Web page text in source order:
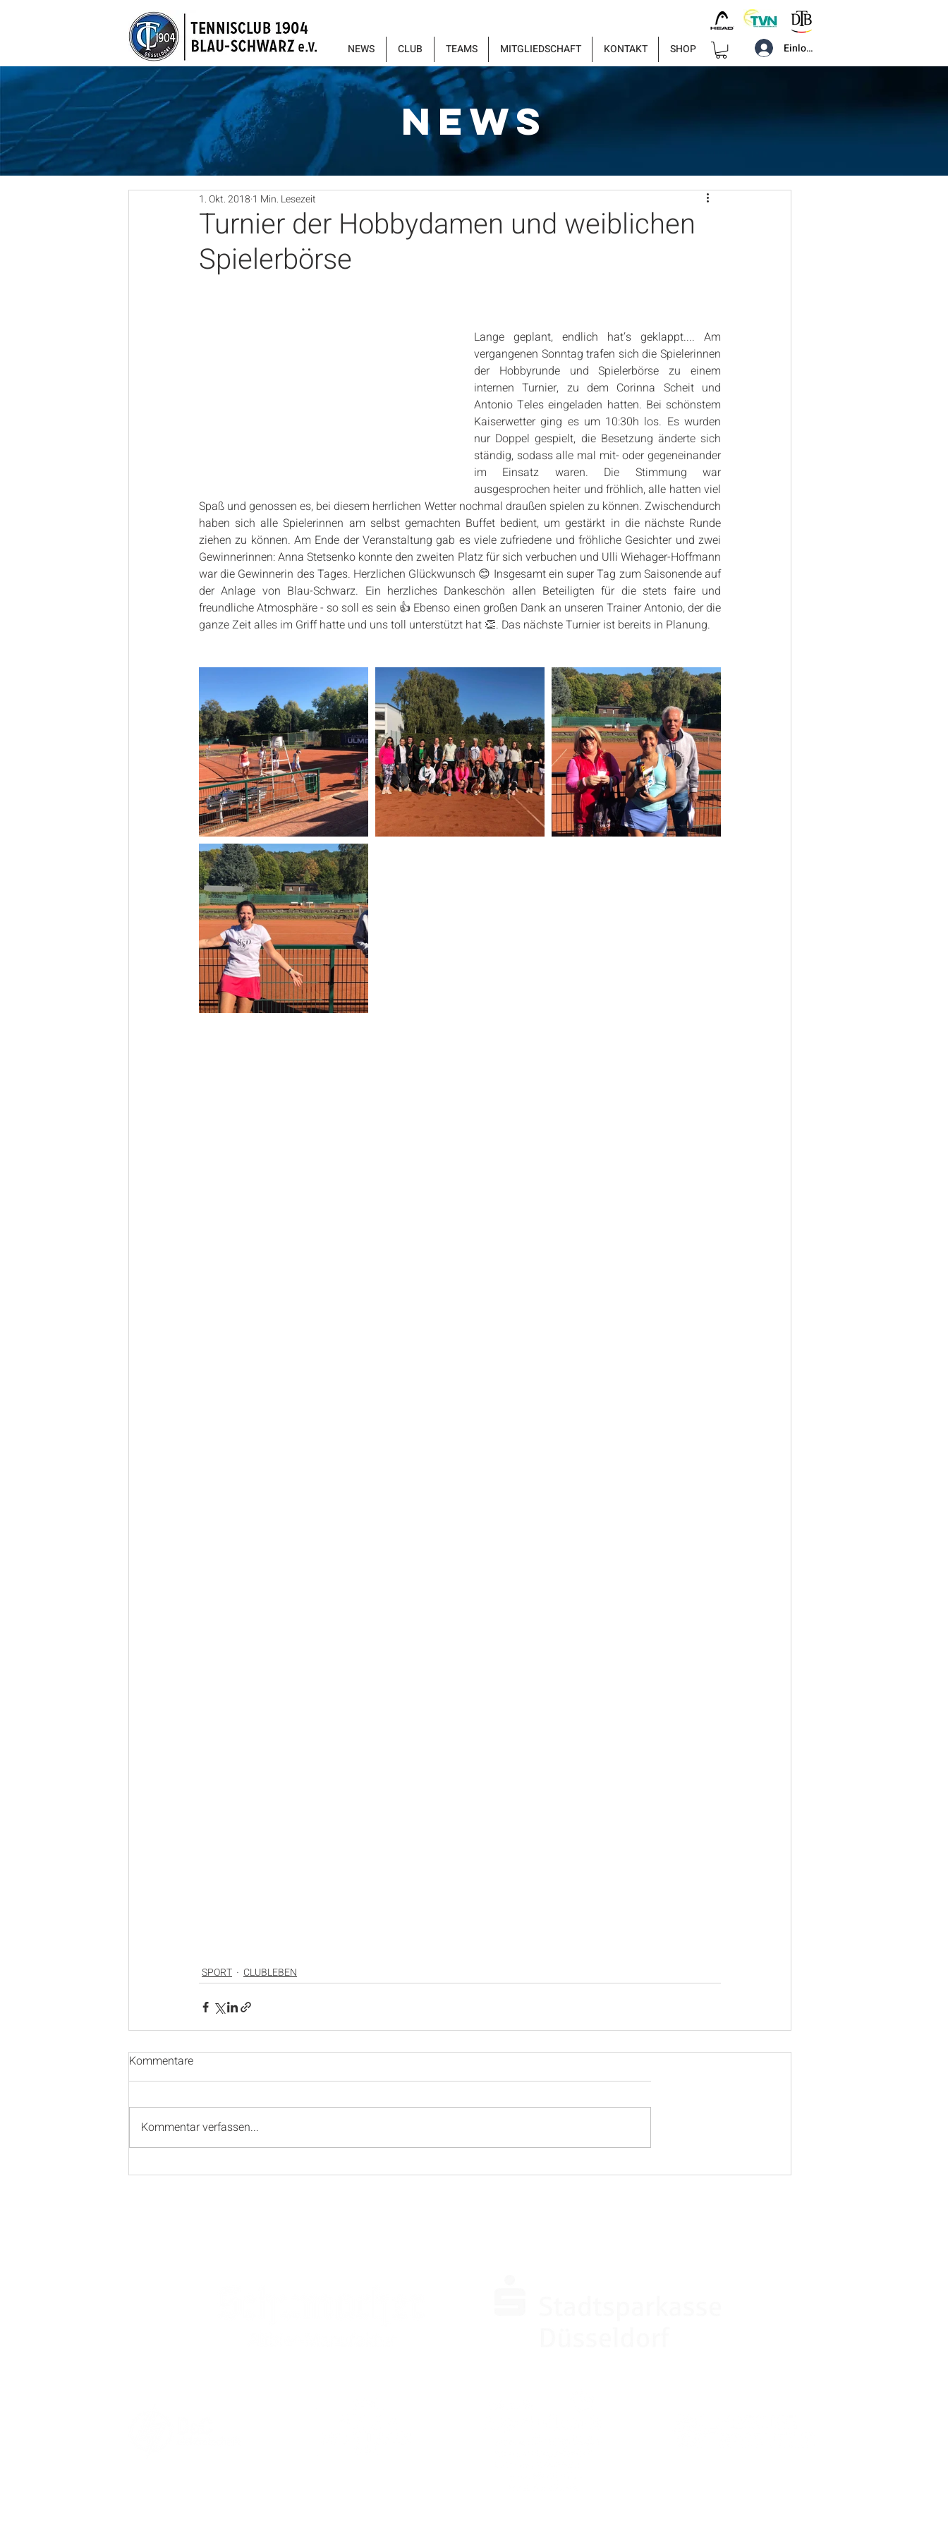
NEWS CLUB TEAMS MITGLIEDSCHAFT KONTAKT SHOP Einloggen
NEWS
Turnier der Hobbydamen und weiblichen
Spielerbörse
1. Okt. 2018 1 Min. Lesezeit
Lange geplant, endlich hat‘s geklappt.... Am
vergangenen Sonntag trafen sich die Spielerinnen
der Hobbyrunde und Spielerbörse zu einem
internen Turnier, zu dem Corinna Scheit und
Antonio Teles eingeladen hatten. Bei schönstem
Kaiserwetter ging es um 10:30h los. Es wurden
nur Doppel gespielt, die Besetzung änderte sich
ständig, sodass alle mal mit- oder gegeneinander
im Einsatz waren. Die Stimmung war
ausgesprochen heiter und fröhlich, alle hatten viel
Spaß und genossen es, bei diesem herrlichen Wetter nochmal draußen spielen zu können. Zwischendurch
haben sich alle Spielerinnen am selbst gemachten Buffet bedient, um gestärkt in die nächste Runde
ziehen zu können. Am Ende der Veranstaltung gab es viele zufriedene und fröhliche Gesichter und zwei
Gewinnerinnen: Anna Stetsenko konnte den zweiten Platz für sich verbuchen und Ulli Wiehager-Hoffmann
war die Gewinnerin des Tages. Herzlichen Glückwunsch 😊 Insgesamt ein super Tag zum Saisonende auf
der Anlage von Blau-Schwarz. Ein herzliches Dankeschön allen Beteiligten für die stets faire und
freundliche Atmosphäre - so soll es sein 👍 Ebenso einen großen Dank an unseren Trainer Antonio, der die
ganze Zeit alles im Griff hatte und uns toll unterstützt hat 👏. Das nächste Turnier ist bereits in Planung.
SPORT CLUBLEBEN
Kommentare
Kommentar verfassen...